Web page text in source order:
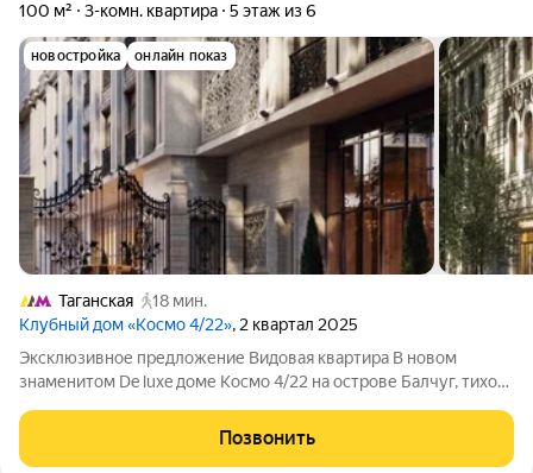
100 м² 3-комн. квартира 5 этаж из 6
новостройка онлайн показ
Таганская
18 мин.
Клубный дом «Космо 4/22», 2 квартал 2025
Эксклюзивное предложение Видовая квартира В новом
знаменитом De luxe доме Космо 4/22 на острове Балчуг, тихое
отделки позволяет реализовать проект по вашему желанию,
из квартиры открывается
Позвонить